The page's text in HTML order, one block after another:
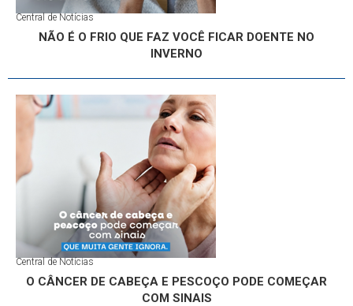
Central de Notícias
NÃO É O FRIO QUE FAZ VOCÊ FICAR DOENTE NO
INVERNO
Central de Notícias
O CÂNCER DE CABEÇA E PESCOÇO PODE COMEÇAR
COM SINAIS